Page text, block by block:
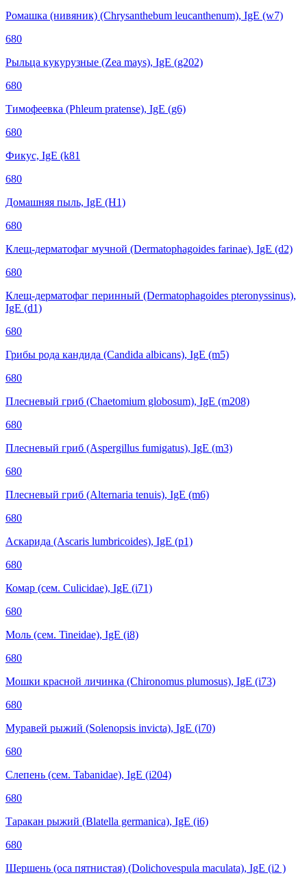
Ромашка (нивяник) (Chrysanthebum leucanthenum), IgE (w7)
680
Рыльца кукурузные (Zea mays), IgE (g202)
680
Тимофеевка (Phleum pratense), IgE (g6)
680
Фикус, IgE (k81
680
Домашняя пыль, IgE (H1)
680
Клещ-дерматофаг мучной (Dermatophagoides farinae), IgE (d2)
680
Клещ-дерматофаг перинный (Dermatophagoides pteronyssinus),
IgE (d1)
680
Грибы рода кандида (Candida albicans), IgE (m5)
680
Плесневый гриб (Chaetomium globosum), IgE (m208)
680
Плесневый гриб (Aspergillus fumigatus), IgE (m3)
680
Плесневый гриб (Alternaria tenuis), IgE (m6)
680
Аскарида (Ascaris lumbricoides), IgE (p1)
680
Комар (сем. Culicidae), IgE (i71)
680
Моль (сем. Tineidae), IgE (i8)
680
Мошки красной личинка (Chironomus plumosus), IgE (i73)
680
Муравей рыжий (Solenopsis invicta), IgE (i70)
680
Слепень (сем. Tabanidae), IgE (i204)
680
Таракан рыжий (Blatella germanica), IgE (i6)
680
Шершень (оса пятнистая) (Dolichovespula maculata), IgE (i2 )